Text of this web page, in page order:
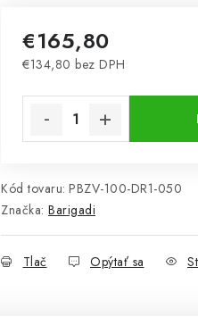
€165,80
€134,80 bez DPH
Kód tovaru: PBZV-100-DR1-050
Značka: Barigadi
Tlač Opýtať sa